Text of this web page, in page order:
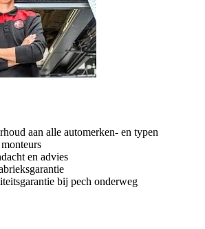
aan alle automerken- en typen
en advies
bij pech onderweg